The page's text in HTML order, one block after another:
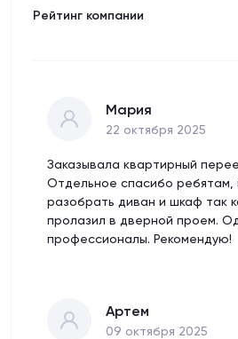
Рейтинг компании
Мария
22 октября 2025
Заказывала квартирный
Отдельное спасибо ребятам,
разобрать диван и шкаф так
пролазил в дверной проем.
профессионалы. Рекомендую!
Артем
09 октября 2025